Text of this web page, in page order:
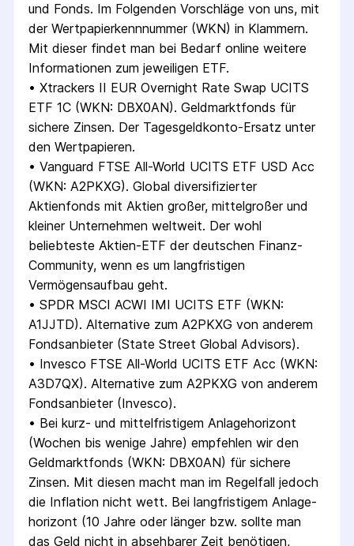
und Fonds. Im Folgenden Vorschläge von uns, mit
der Wertpapierkennnummer (WKN) in Klammern.
Mit dieser findet man bei Bedarf online weitere
Informationen zum jeweiligen ETF.
• Xtrackers II EUR Overnight Rate Swap UCITS
ETF 1C (WKN: DBX0AN). Geldmarktfonds für
sichere Zinsen. Der Tagesgeldkonto-Ersatz unter
den Wertpapieren.
• Vanguard FTSE All-World UCITS ETF USD Acc
(WKN: A2PKXG). Global diversifizierter
Aktienfonds mit Aktien großer, mittelgroßer und
kleiner Unternehmen weltweit. Der wohl
beliebteste Aktien-ETF der deutschen Finanz-
Community, wenn es um langfristigen
Vermögensaufbau geht.
• SPDR MSCI ACWI IMI UCITS ETF (WKN:
A1JJTD). Alternative zum A2PKXG von anderem
Fondsanbieter (State Street Global Advisors).
• Invesco FTSE All-World UCITS ETF Acc (WKN:
A3D7QX). Alternative zum A2PKXG von anderem
Fondsanbieter (Invesco).
• Bei kurz- und mittelfristigem Anlagehorizont
(Wochen bis wenige Jahre) empfehlen wir den
Geldmarktfonds (WKN: DBX0AN) für sichere
Zinsen. Mit diesen macht man im Regelfall jedoch
die Inflation nicht wett. Bei langfristigem Anlage­
horizont (10 Jahre oder länger bzw. sollte man
das Geld nicht in absehbarer Zeit benötigen,